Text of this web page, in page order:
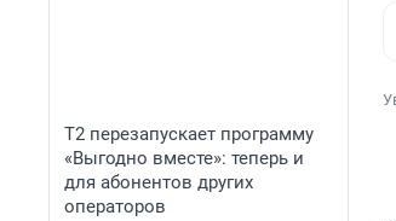
Т2 перезапускает программу
«Выгодно вместе»: теперь и
для абонентов других
операторов